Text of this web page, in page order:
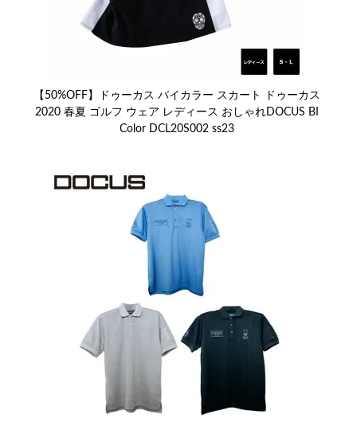
【50%OFF】ドゥーカス バイカラー スカート ドゥーカス
2020 春夏 ゴルフ ウェア レディース おしゃれDOCUS BI
Color DCL20S002 ss23